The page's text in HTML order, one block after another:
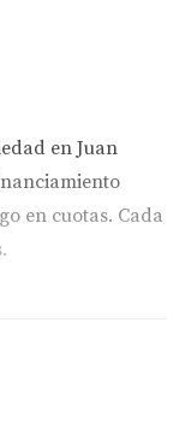
en Juan
en cuotas. Cada
con
como
del inmueble.